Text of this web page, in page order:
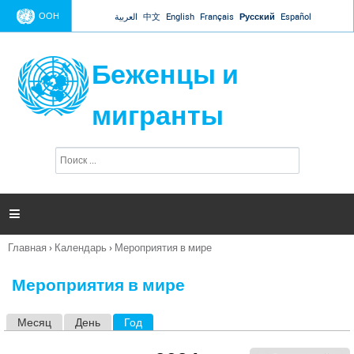
Jump to navigation
ООН العربية 中文 English Français Русский Español
Беженцы и
мигранты
п
и

Вы
Главная › Календарь › Мероприятия в мире
Мероприятия в мире
Месяц День Год